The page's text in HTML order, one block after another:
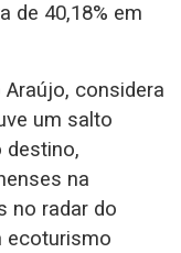
de 40,18% em
considera
um salto
destino,
na
no radar do
ecoturismo